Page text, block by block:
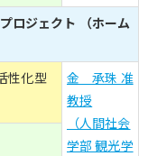
ロジェクト （ホーム
性化型
金 承珠 准
教授
（人間社会
学部 観光学